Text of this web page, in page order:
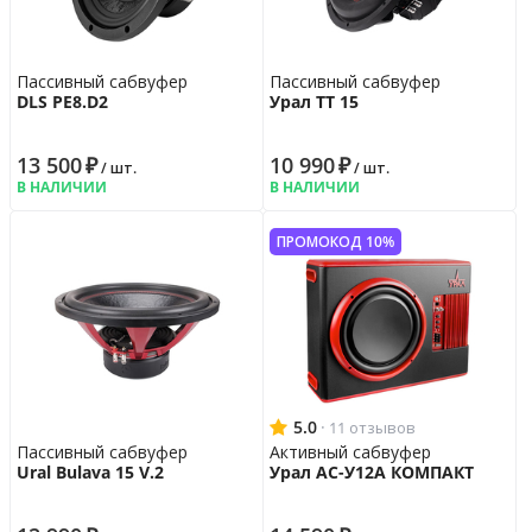
Пассивный сабвуфер
DLS PE8.D2
13 500₽/ шт.
В НАЛИЧИИ
Пассивный сабвуфер
Урал ТТ 15
10 990₽/ шт.
В НАЛИЧИИ
Пассивный сабвуфер
Ural Bulava 15 V.2
ПРОМОКОД 10%
5.0 · 11 отзывов
Активный сабвуфер
Урал АС-У12А КОМПАКТ